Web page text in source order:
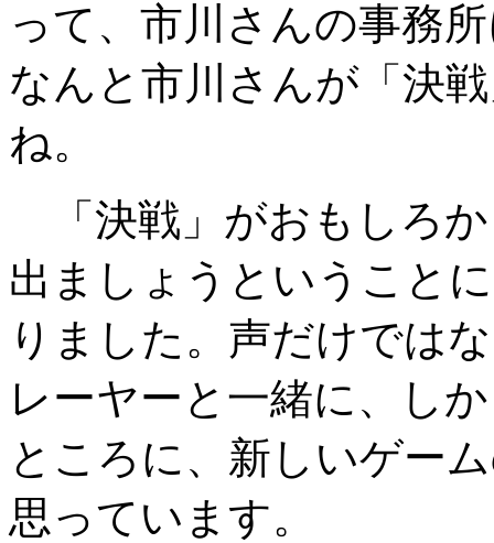
って、市川さんの事務
なんと市川さんが「決
ね。
「決戦」がおもしろ
出ましょうということ
りました。声だけでは
レーヤーと一緒に、し
ところに、新しいゲー
思っています。